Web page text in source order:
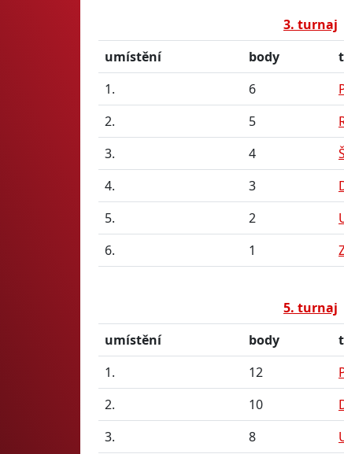
3. turnaj
umístění
body
1.
6
2.
5
3.
4
4.
3
5.
2
6.
1
5. turnaj
umístění
body
1.
12
2.
10
3.
8